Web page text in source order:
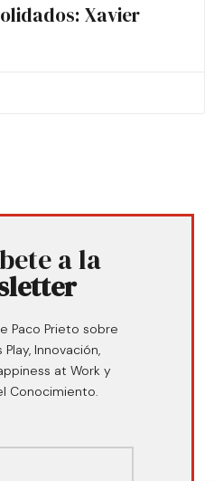
Xavier
a la
Paco Prieto sobre
Innovación,
at Work y
Conocimiento.